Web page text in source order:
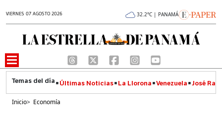
VIERNES 07 AGOSTO 2026 32.2°C | PANAMÁ
Últimas Noticias La Llorona Venezuela José
Inicio> Economía